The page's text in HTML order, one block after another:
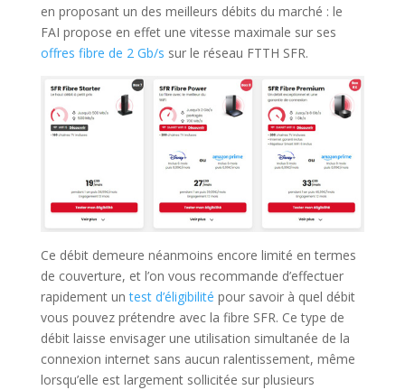
en proposant un des meilleurs débits du marché : le
FAI propose en effet une vitesse maximale sur ses
offres fibre de 2 Gb/s sur le réseau FTTH SFR.
Ce débit demeure néanmoins encore limité en termes
de couverture, et l’on vous recommande d’effectuer
rapidement untest d’éligibilité pour savoir à quel débit
vous pouvez prétendre avec la fibre SFR. Ce type de
débit laisse envisager une utilisation simultanée de la
connexion internet sans aucun ralentissement, même
lorsqu’elle est largement sollicitée sur plusieurs